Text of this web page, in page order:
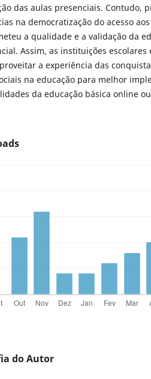
das aulas presenciais. Contudo,
na democratização do acesso
a qualidade e a validação da
Assim, as instituições escolares
a experiência das
na educação para melhor
da educação básica online
do Autor